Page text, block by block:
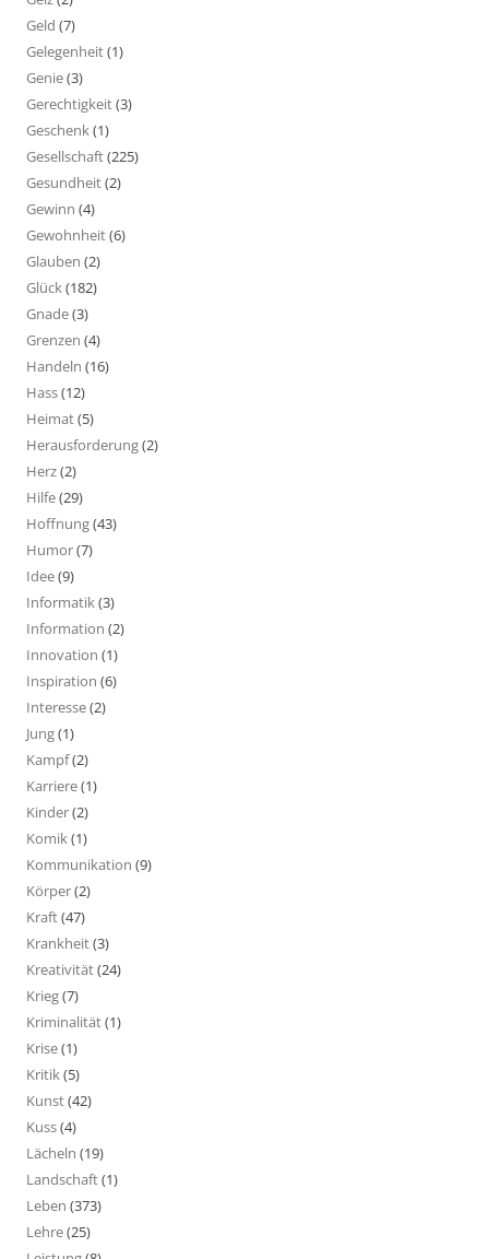
Geld (7)
Gelegenheit(1)
Genie(3)
Gerechtigkeit(3)
Geschenk(1)
Gesellschaft(225)
Gesundheit(2)
Gewinn (4)
Gewohnheit(6)
Glauben (2)
Glück(182)
Gnade(3)
Grenzen (4)
Handeln (16)
Hass(12)
Heimat(5)
Herausforderung(2)
Herz(2)
Hilfe(29)
Hoffnung(43)
Humor(7)
Idee(9)
Informatik(3)
Information (2)
Innovation (1)
Inspiration (6)
Interesse(2)
Jung(1)
Kampf(2)
Karriere(1)
Kinder(2)
Komik(1)
Kommunikation (9)
Körper(2)
Kraft(47)
Krankheit(3)
Kreativität(24)
Krieg(7)
Kriminalität(1)
Krise(1)
Kritik(5)
Kunst(42)
Kuss(4)
Lächeln (19)
Landschaft(1)
Leben (373)
Lehre(25)